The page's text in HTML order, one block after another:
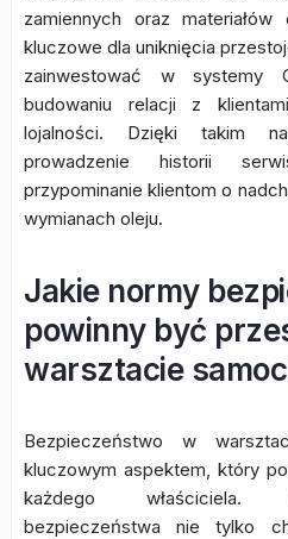
zamiennych oraz
kluczowe dla uniknięcia
zainwestować w systemy
budowaniu relacji z
lojalności. Dzięki takim
prowadzenie historii
przypominanie klientom o
wymianach oleju.
Jakie normy
powinny być
warsztacie
Bezpieczeństwo w
kluczowym aspektem, który
każdego właściciela.
bezpieczeństwa nie tylko